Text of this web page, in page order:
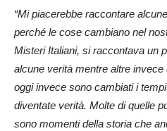
“Mi piacerebbe raccontare
perché le cose cambiano nel
Misteri Italiani, si raccontava un
alcune verità mentre altre
oggi invece sono cambiati i
diventate verità. Molte di quelle
sono momenti della storia che